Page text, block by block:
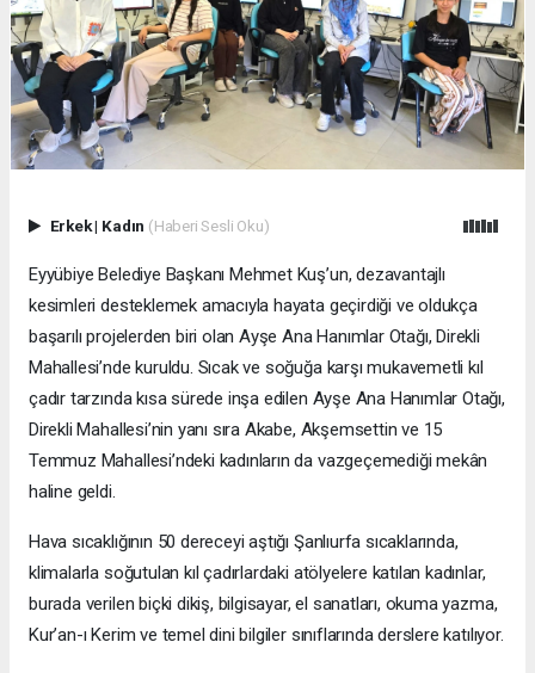
Erkek| Kadın (Haberi Sesli Oku)
Eyyübiye Belediye Başkanı Mehmet Kuş’un, dezavantajlı
kesimleri desteklemek amacıyla hayata geçirdiği ve oldukça
başarılı projelerden biri olan Ayşe Ana Hanımlar Otağı, Direkli
Mahallesi’nde kuruldu. Sıcak ve soğuğa karşı mukavemetli kıl
çadır tarzında kısa sürede inşa edilen Ayşe Ana Hanımlar Otağı,
Direkli Mahallesi’nin yanı sıra Akabe, Akşemsettin ve 15
Temmuz Mahallesi’ndeki kadınların da vazgeçemediği mekân
haline geldi.
Hava sıcaklığının 50 dereceyi aştığı Şanlıurfa sıcaklarında,
klimalarla soğutulan kıl çadırlardaki atölyelere katılan kadınlar,
burada verilen biçki dikiş, bilgisayar, el sanatları, okuma yazma,
Kur’an-ı Kerim ve temel dini bilgiler sınıflarında derslere katılıyor.